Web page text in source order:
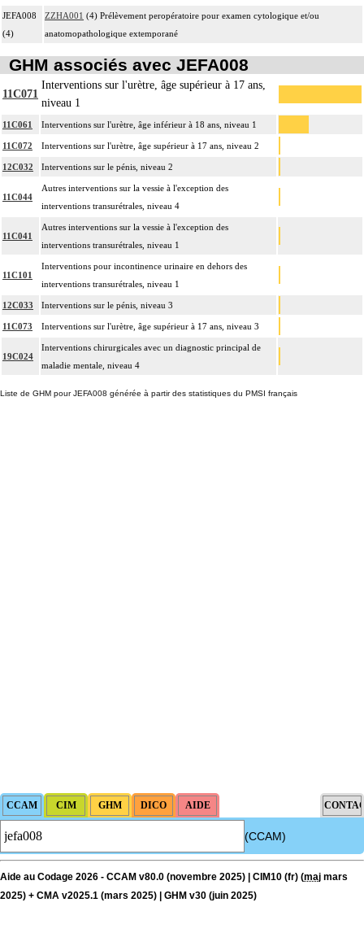
JEFA008
(4)
ZZHA001 (4) Prélèvement peropératoire pour examen cytologique et/ou
anatomopathologique extemporané
GHM associés avec JEFA008
11C071
Interventions sur l'urètre, âge supérieur à 17 ans,
niveau 1
11C061 Interventions sur l'urètre, âge inférieur à 18 ans, niveau 1
11C072 Interventions sur l'urètre, âge supérieur à 17 ans, niveau 2
12C032 Interventions sur le pénis, niveau 2
11C044
Autres interventions sur la vessie à l'exception des
interventions transurétrales, niveau 4
11C041
Autres interventions sur la vessie à l'exception des
interventions transurétrales, niveau 1
11C101
Interventions pour incontinence urinaire en dehors des
interventions transurétrales, niveau 1
12C033 Interventions sur le pénis, niveau 3
11C073 Interventions sur l'urètre, âge supérieur à 17 ans, niveau 3
19C024
Interventions chirurgicales avec un diagnostic principal de
maladie mentale, niveau 4
Liste de GHM pour JEFA008 générée à partir des statistiques du PMSI français
(CCAM)
Aide au Codage 2026 - CCAM v80.0 (novembre 2025) | CIM10 (fr) (maj mars
2025) + CMA v2025.1 (mars 2025) | GHM v30 (juin 2025)